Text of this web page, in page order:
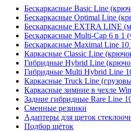
Бескаркасные Basic Line
Бескаркасные Optimal Line
Бескаркасные EXTRA LINE
Бескаркасные Multi-Cap 6 в 1
Бескаркасные Maximal Line
Каркасные Classic Line
Гибридные Hybrid Line
Гибридные Multi Hybrid Line
Каркасные Truck Line
Каркасные зимние в чехле
Задние гибридные Rare Line
Сменные резинки
Адаптеры для щеток
Подбор щёток